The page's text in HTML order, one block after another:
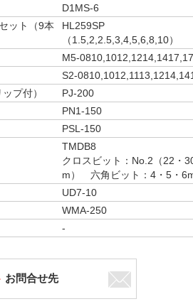
D1MS-6
ット（9本
HL259SP
（1.5,2,2.5,3,4,5,6,8,10）
M5-
S2-
プ付）
PJ-200
PN1-150
PSL-150
TMDB8
クロスビット：No.2（22
m） 六角ビット：4・5・
UD7-10
WMA-250
-
お問合せ先